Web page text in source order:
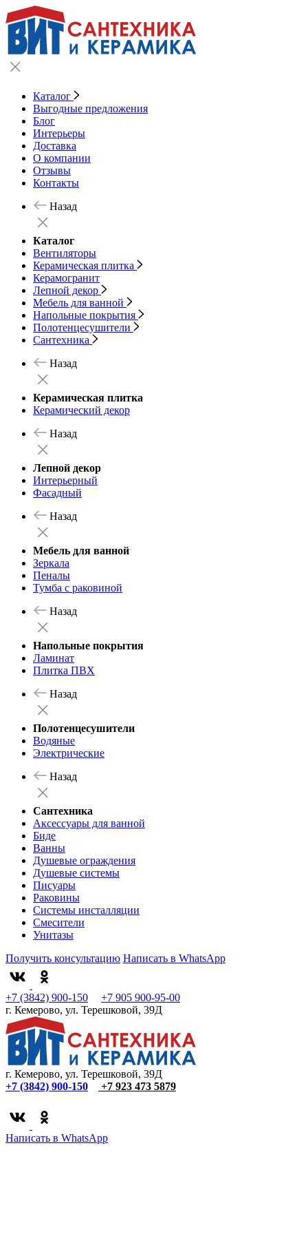
Каталог
Выгодные предложения
Блог
Интерьеры
Доставка
О компании
Отзывы
Контакты
Назад
Каталог
Вентиляторы
Керамическая плитка
Керамогранит
Лепной декор
Мебель для ванной
Напольные покрытия
Полотенцесушители
Сантехника
Назад
Керамическая плитка
Керамический декор
Назад
Лепной декор
Интерьерный
Фасадный
Назад
Мебель для ванной
Зеркала
Пеналы
Тумба с раковиной
Назад
Напольные покрытия
Ламинат
Плитка ПВХ
Назад
Полотенцесушители
Водяные
Электрические
Назад
Сантехника
Аксессуары для ванной
Биде
Ванны
Душевые ограждения
Душевые системы
Писуары
Раковины
Системы инсталляции
Смесители
Унитазы
Получить консультацию Написать в WhatsApp
+7 (3842) 900-150
+7 905 900-95-00
г. Кемерово, ул. Терешковой, 39Д
г. Кемерово, ул. Терешковой, 39Д
+7 (3842) 900-150
+7 923 473 5879
Написать в WhatsApp